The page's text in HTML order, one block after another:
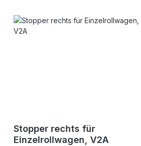
Stopper rechts für
Einzelrollwagen, V2A